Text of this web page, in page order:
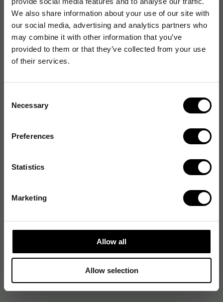
We also share information about your use of our site with
our social media, advertising and analytics partners who
may combine it with other information that you’ve
provided to them or that they’ve collected from your use
of their services.
Selection
Necessary
Preferences
Statistics
Marketing
Allow all
Allow selection
1/4-vikt
Livsmedelsgodkänd
FSC MIX
EU Ecolabel licensnummer: SE/004/001
Produktspecifikationer
Antal lager 2